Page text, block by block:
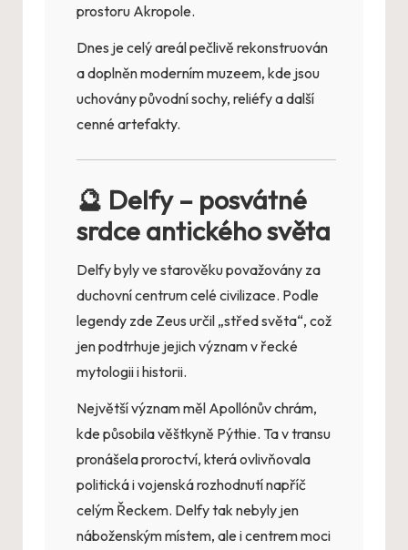
prostoru Akropole.
Dnes je celý areál pečlivě rekonstruován
a doplněn moderním muzeem, kde jsou
uchovány původní sochy, reliéfy a další
cenné artefakty.
🔮 Delfy – posvátné
srdce antického světa
Delfy byly ve starověku považovány za
duchovní centrum celé civilizace. Podle
legendy zde Zeus určil „střed světa“, což
jen podtrhuje jejich význam v řecké
mytologii i historii.
Největší význam měl Apollónův chrám,
kde působila věštkyně Pýthie. Ta v transu
pronášela proroctví, která ovlivňovala
politická i vojenská rozhodnutí napříč
celým Řeckem. Delfy tak nebyly jen
náboženským místem, ale i centrem moci